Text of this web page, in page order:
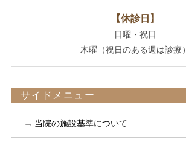
【休診日】
日曜・祝日
木曜（祝日のある週は診療）
サイドメニュー
当院の施設基準について